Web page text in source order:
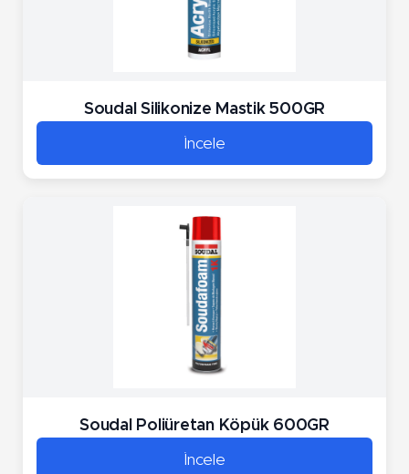
Soudal Silikonize Mastik 500GR
İncele
Soudal Poliüretan Köpük 600GR
İncele